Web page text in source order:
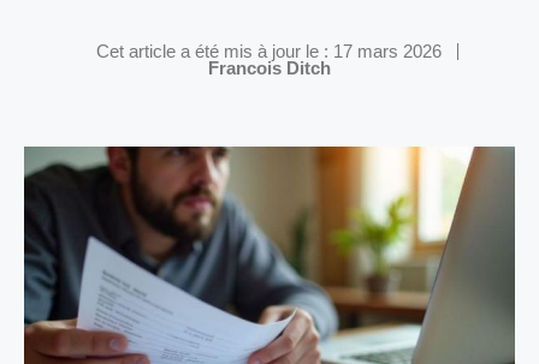
Cet article a été mis à jour le : 17 mars 2026
Francois Ditch